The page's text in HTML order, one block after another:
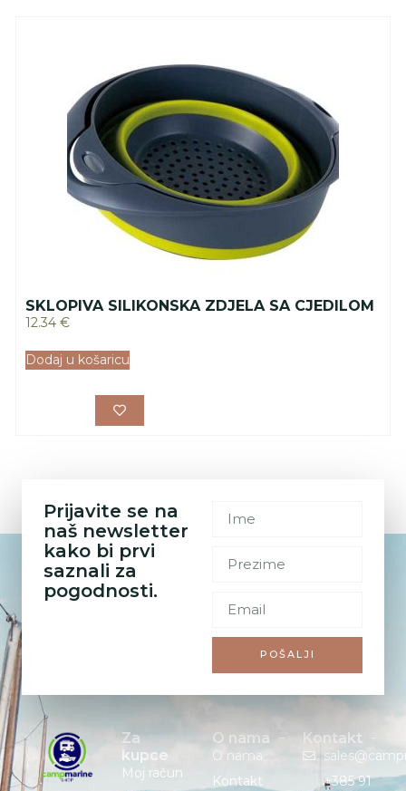
SKLOPIVA SILIKONSKA ZDJELA SA CJEDILOM
12.34 €
Dodaj u košaricu
Prijavite se na
naš newsletter
kako bi prvi
saznali za
pogodnosti.
POŠALJI
Za
kupce
Moj račun
O nama
O nama
Kontakt
Kontakt
+385 91